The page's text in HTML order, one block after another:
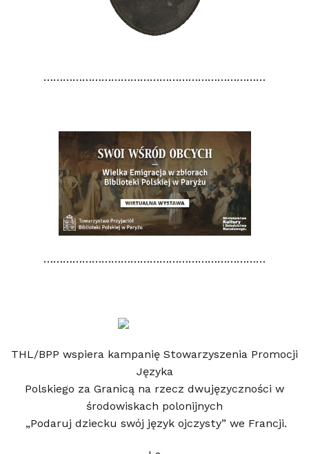
……………………………………………………………
……………………………………………………………
THL/BPP wspiera kampanię Stowarzyszenia Promocji
Języka
Polskiego za Granicą na rzecz dwujęzyczności w
środowiskach polonijnych
„Podaruj dziecku swój język ojczysty” we Francji.